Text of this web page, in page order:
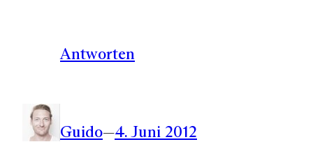
Antworten
Guido—4. Juni 2012